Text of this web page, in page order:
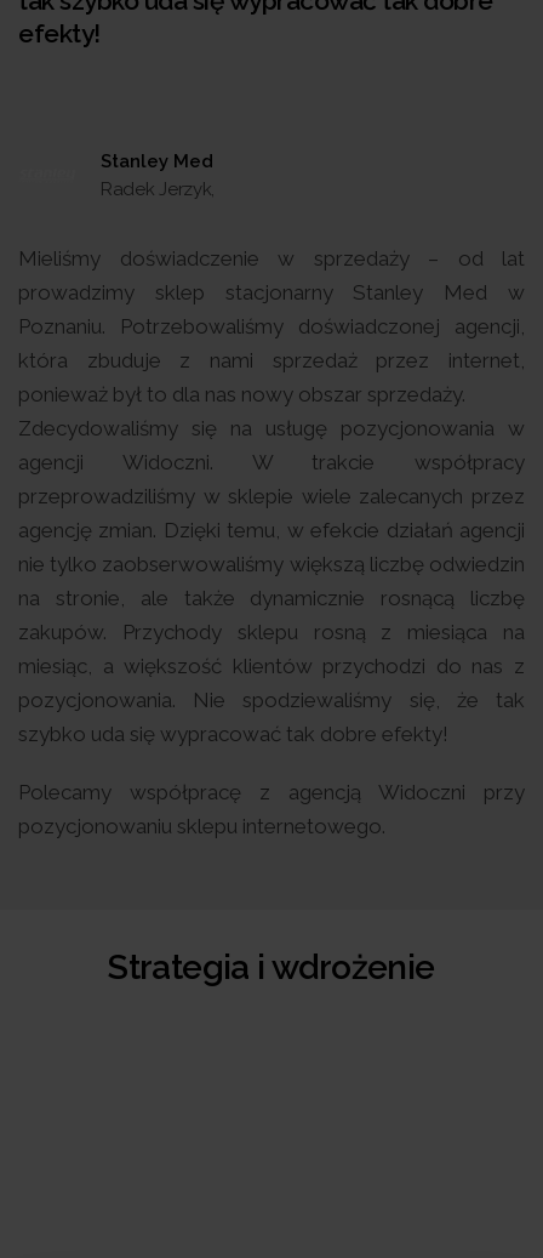
efekty!
Stanley Med
Radek Jerzyk,
Mieliśmy doświadczenie w sprzedaży – od lat
prowadzimy sklep stacjonarny Stanley Med w
Poznaniu. Potrzebowaliśmy doświadczonej agencji,
która zbuduje z nami sprzedaż przez internet,
ponieważ był to dla nas nowy obszar sprzedaży.
Zdecydowaliśmy się na usługę pozycjonowania w
agencji Widoczni. W trakcie współpracy
przeprowadziliśmy w sklepie wiele zalecanych przez
agencję zmian. Dzięki temu, w efekcie działań agencji
nie tylko zaobserwowaliśmy większą liczbę odwiedzin
na stronie, ale także dynamicznie rosnącą liczbę
zakupów. Przychody sklepu rosną z miesiąca na
miesiąc, a większość klientów przychodzi do nas z
pozycjonowania. Nie spodziewaliśmy się, że tak
szybko uda się wypracować tak dobre efekty!
Polecamy współpracę z agencją Widoczni przy
pozycjonowaniu sklepu internetowego.
Strategia i wdrożenie